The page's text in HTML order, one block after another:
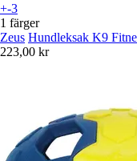
+-3
1 färger
Zeus Hundleksak K9
223,00 kr